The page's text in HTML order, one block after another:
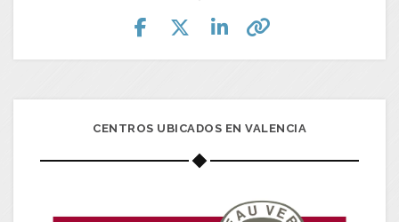
CENTROS UBICADOS EN VALENCIA